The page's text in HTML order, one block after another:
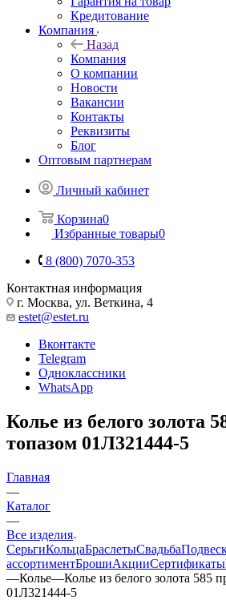
Кредитование
Компания
Назад
Компания
О компании
Новости
Вакансии
Контакты
Реквизиты
Блог
Оптовым партнерам
Личный кабинет
Корзина0
Избранные товары0
8 (800) 7070-353
Контактная информация
г. Москва, ул. Веткина, 4
estet@estet.ru
Вконтакте
Telegram
Одноклассники
WhatsApp
Колье из белого золота
топазом 01Л321444-5
Главная
—
Каталог
—
Все изделия
СерьгиКольцаБраслетыСвадьба
ассортиментБрошиАкцииСертификаты
—Колье—Колье из белого золота 585
01Л321444-5